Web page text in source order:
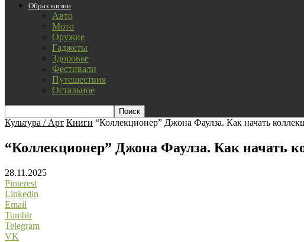
Образ жизни
Авто
Мото
Оружие
Гаджеты
Здоровье
Фестивали
Путешествия
Остальное
Культура / Арт Книги “Коллекционер” Джона Фаулза. Как начать
“Коллекционер” Джона Фаулза. Как начать
28.11.2025
Pinterest
Linkedin
Email
Tumblr
Telegram
VK